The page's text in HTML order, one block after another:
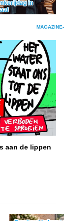
in
aan de lippen